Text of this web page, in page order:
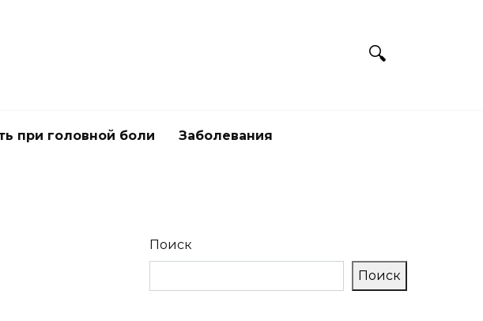
при головной боли Заболевания
Поиск
Поиск